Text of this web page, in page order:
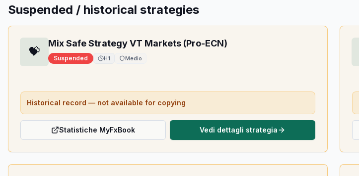
Suspended / historical strategies
💝
Mix Safe Strategy VT Markets (Pro-ECN)
Suspended H1 Medio
Historical record — not available for copying
Statistiche MyFxBook Vedi dettagli strategia